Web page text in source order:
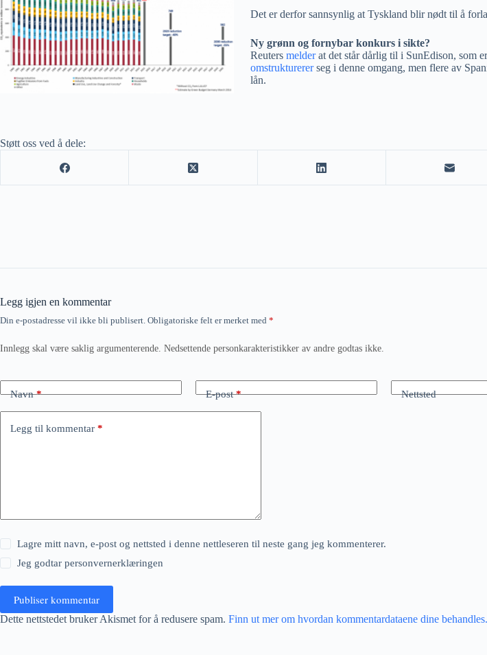
Det er derfor sannsynlig at Tyskland blir nødt til å
Ny grønn og fornybar konkurs i sikte?
Reuters melderat det står dårlig til i SunEdison, som
omstrukturererseg i denne omgang, men flere av
lån.
Støtt oss ved å dele:
Legg igjen en kommentar
Din e-postadresse vil ikke bli publisert. Obligatoriske felt er merket med *
Innlegg skal være saklig argumenterende. Nedsettende personkarakteristikker av andre godtas ikke.
Navn* E-post* Nettsted
Legg til kommentar *
Lagre mitt navn, e-post og nettsted i denne nettleseren til neste gang jeg kommenterer.
Jeg godtarpersonvernerklæringen
Publiser kommentar
Dette nettstedet bruker Akismet for å redusere spam. Finn ut mer om hvordan kommentardataene dine behandles.